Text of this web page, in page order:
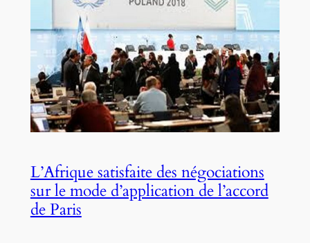
L’Afrique satisfaite des négociations
sur le mode d’application de l’accord
de Paris